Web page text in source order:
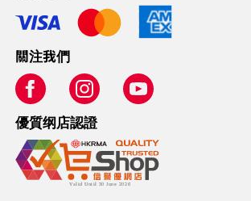
關注我們
優質纲店認證